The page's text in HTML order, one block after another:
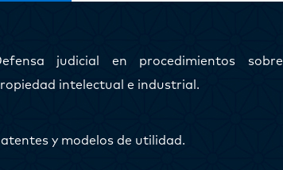
judicial en procedimientos sobre
intelectual e industrial.
y modelos de utilidad.